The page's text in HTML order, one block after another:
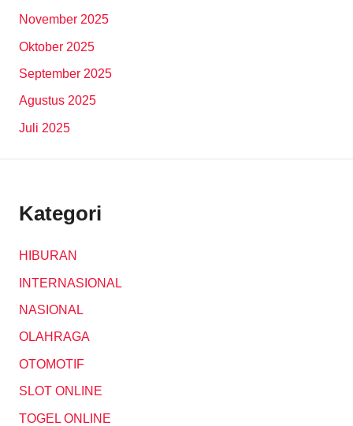
November 2025
Oktober 2025
September 2025
Agustus 2025
Juli 2025
Kategori
HIBURAN
INTERNASIONAL
NASIONAL
OLAHRAGA
OTOMOTIF
SLOT ONLINE
TOGEL ONLINE